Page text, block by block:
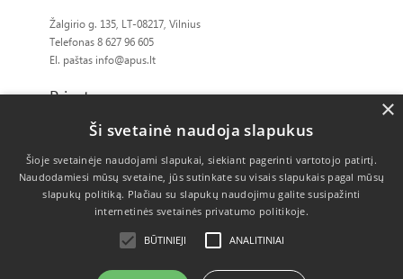
Žalgirio g. 135, LT-08217, Vilnius
Telefonas 8 627 96 605
El. paštas info@apus.lt
Privatumas
Slapukų politikaŠi svetainė naudoja slapukus
Šioje svetainėje naudojami slapukai, siekiant pagerinti vartotojo patirtį.
Naudodamiesi mūsų svetaine, jūs sutinkate su visais slapukais pagal mūsų
slapukų politiką. Plačiau su slapukų naudojimu galite susipažinti
internetinės svetainės privatumo politikoje.
BŪTINIEJI ANALITINIAI
×